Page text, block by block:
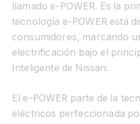
llamado e-POWER. Es la
tecnología e-POWER está
consumidores, marcando
electrificación bajo el
Inteligente de Nissan.
El e-POWER parte de la
eléctricos perfeccionada